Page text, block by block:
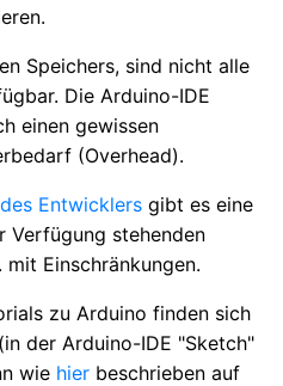
Speichers, sind nicht alle
Die Arduino-IDE
einen gewissen
(Overhead).
Entwicklers gibt es eine
Verfügung stehenden
Einschränkungen.
zu Arduino finden sich
der Arduino-IDE "Sketch"
wie hier beschrieben auf